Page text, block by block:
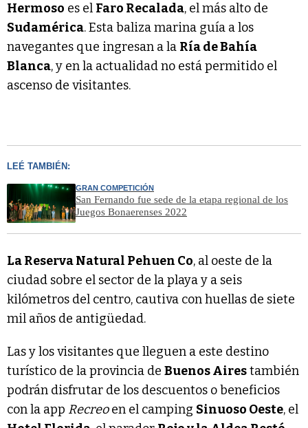
Hermoso es el Faro Recalada, el más alto de
Sudamérica. Esta baliza marina guía a los
navegantes que ingresan a la Ría de Bahía
Blanca, y en la actualidad no está permitido el
ascenso de visitantes.
LEÉ TAMBIÉN:
GRAN COMPETICIÓN
San Fernando fue sede de la etapa regional de los
Juegos Bonaerenses 2022
La Reserva Natural Pehuen Co, al oeste de la
ciudad sobre el sector de la playa y a seis
kilómetros del centro, cautiva con huellas de siete
mil años de antigüedad.
Las y los visitantes que lleguen a este destino
turístico de la provincia de Buenos Airestambién
podrán disfrutar de los descuentos o beneficios
con la app Recreoen el camping Sinuoso Oeste, el